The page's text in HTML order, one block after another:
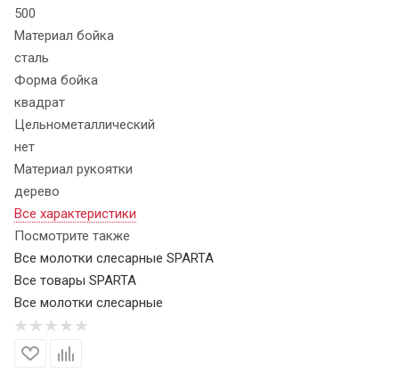
500
Материал бойка
сталь
Форма бойка
квадрат
Цельнометаллический
нет
Материал рукоятки
дерево
Все характеристики
Посмотрите также
Все молотки слесарные SPARTA
Все товары SPARTA
Все молотки слесарные